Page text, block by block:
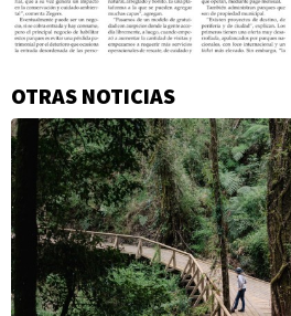
Información
adicional
OTRAS NOTICIAS